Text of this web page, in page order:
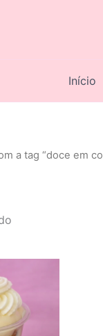
Início
a tag “doce em